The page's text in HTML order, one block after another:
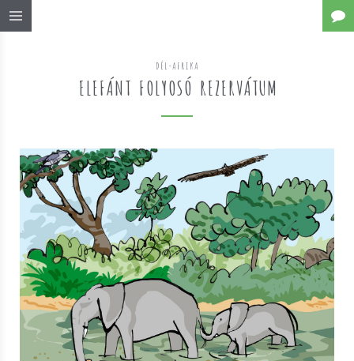
DÉL-AFRIKA
ELEFÁNT FOLYOSÓ REZERVÁTUM